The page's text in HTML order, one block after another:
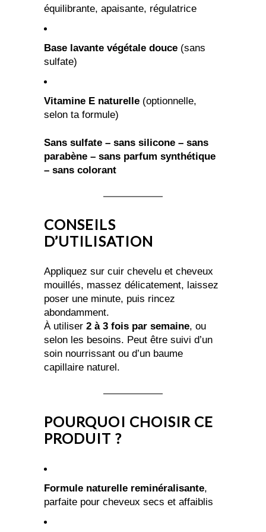
équilibrante, apaisante, régulatrice
Base lavante végétale douce (sans
sulfate)
Vitamine E naturelle (optionnelle,
selon ta formule)
Sans sulfate – sans silicone – sans
parabène – sans parfum synthétique
– sans colorant
CONSEILS
D’UTILISATION
Appliquez sur cuir chevelu et cheveux
mouillés, massez délicatement, laissez
poser une minute, puis rincez
abondamment.
À utiliser 2 à 3 fois par semaine, ou
selon les besoins. Peut être suivi d’un
soin nourrissant ou d’un baume
capillaire naturel.
POURQUOI CHOISIR CE
PRODUIT ?
Formule naturelle reminéralisante,
parfaite pour cheveux secs et affaiblis